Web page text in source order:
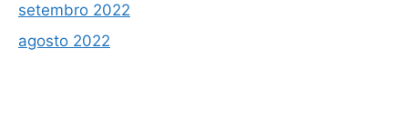
setembro 2022
agosto 2022